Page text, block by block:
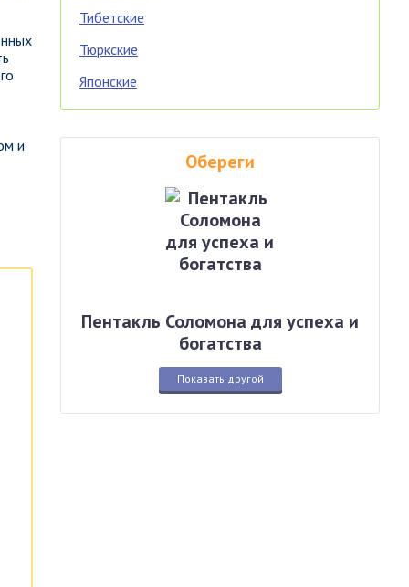
и
Тибетские
Тюркские
Японские
Обереги
Пентакль Соломона для успеха и
богатства
Показать другой